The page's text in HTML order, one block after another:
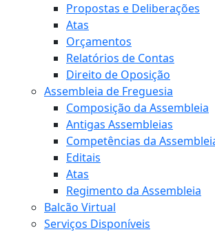
Propostas e Deliberações
Atas
Orçamentos
Relatórios de Contas
Direito de Oposição
Assembleia de Freguesia
Composição da Assembleia
Antigas Assembleias
Competências da
Editais
Atas
Regimento da Assembleia
Balcão Virtual
Serviços Disponíveis